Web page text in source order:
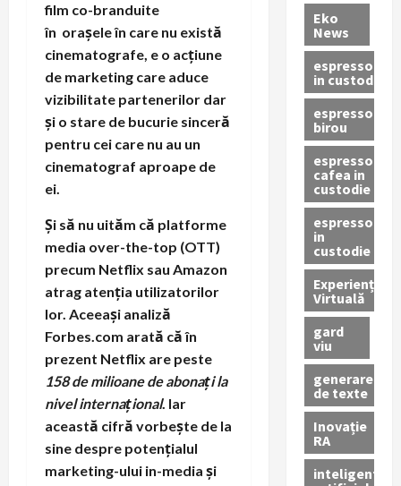
film co-branduite
în orașele în care nu există
cinematografe, e o acțiune
de marketing care aduce
vizibilitate partenerilor dar
și o stare de bucurie sinceră
pentru cei care nu au un
cinematograf aproape de
ei.
Și să nu uităm că platforme
media over-the-top (OTT)
precum Netflix sau Amazon
atrag atenția utilizatorilor
lor. Aceeași analiză
Forbes.com arată că în
prezent Netflix are peste
158 de milioane de abonați la
nivel internațional. Iar
această cifră vorbește de la
sine despre potențialul
marketing-ului in-media și
Eko
News
espressoare
in custodie
espressor
birou
espressor
cafea in
custodie
espressor
in
custodie
Experiență
Virtuală
gard
viu
generare
de texte
Inovație
RA
inteligenta